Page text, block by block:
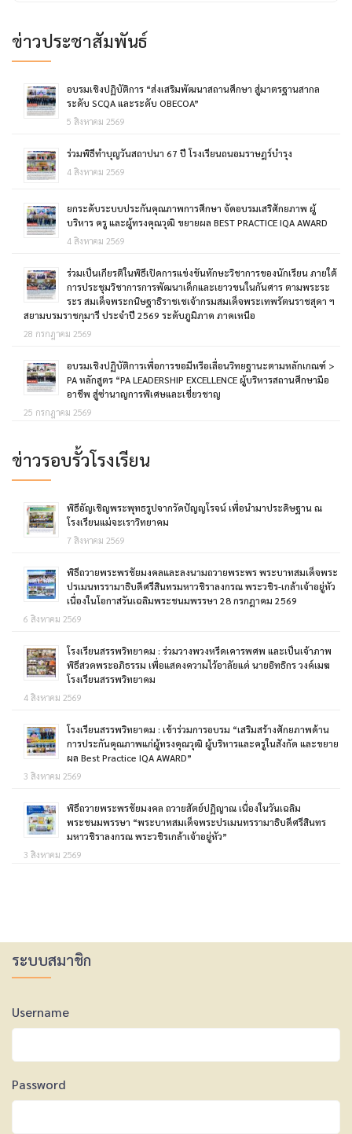
ข่าวประชาสัมพันธ์
อบรมเชิงปฏิบัติการ “ส่งเสริมพัฒนาสถานศึกษา สู่มาตรฐานสากล
ระดับ SCQA และระดับ OBECOA”
5 สิงหาคม 2569
ร่วมพิธีทำบุญวันสถาปนา 67 ปี โรงเรียนถนอมราษฎร์บำรุง
4 สิงหาคม 2569
ยกระดับระบบประกันคุณภาพการศึกษา จัดอบรมเสริศักยภาพ ผู้
บริหาร ครู และผู้ทรงคุณวุฒิ ขยายผล BEST PRACTICE IQA AWARD
4 สิงหาคม 2569
ร่วมเป็นเกียรติในพิธีเปิดการแข่งขันทักษะวิชาการของนักเรียน ภายใต้
การประชุมวิชาการการพัฒนาเด็กและเยาวขนในกันศาร ตามพระระ
ระร สมเด็จพระกนิษฐาธิราชเชเจ้ากรมสมเด็จพระเทพรัตนราชสุดา ฯ
สยามบรมราชกุมารี ประจำปี 2569 ระดับภูมิภาค ภาคเหนือ
28 กรกฎาคม 2569
อบรมเชิงปฏิบัติการเพื่อการขอมีหรือเลื่อนวิทยฐานะตามหลักเกณฑ์ >
PA หลักสูตร “PA LEADERSHIP EXCELLENCE ผู้บริหารสถานศึกษามือ
อาชีพ สู่ซ่านาญการพิเศษและเชี่ยวชาญ
25 กรกฎาคม 2569
ข่าวรอบรั้วโรงเรียน
พิธีอัญเชิญพระพุทธรูปจากวัดปัญญโรจน์ เพื่อนำมาประดิษฐาน ณ
โรงเรียนแม่จะเราวิทยาคม
7 สิงหาคม 2569
พิธีถวายพระพรชัยมงคลและลงนามถวายพระพร พระบาทสมเด็จพระ
ปรเมนทรรามาธิบดีศรีสินทรมหาวชิราลงกรณ พระวชิร-เกล้าเจ้าอยู่หัว
เนื่องในโอกาสวันเฉลิมพระชนมพรรษา 28 กรกฎาคม 2569
6 สิงหาคม 2569
โรงเรียนสรรพวิทยาคม : ร่วมวางพวงหรีดเคารพศพ และเป็นเจ้าภาพ
พิธีสวดพระอภิธรรม เพื่อแสดงความไว้อาลัยแด่ นายอิทธิกร วงค์เมฆ
โรงเรียนสรรพวิทยาคม
4 สิงหาคม 2569
โรงเรียนสรรพวิทยาคม : เข้าร่วมการอบรม “เสริมสร้างศักยภาพด้าน
การประกันคุณภาพแก่ผู้ทรงคุณวุฒิ ผู้บริหารและครูในสังกัด และขยาย
ผล Best Practice IQA AWARD”
3 สิงหาคม 2569
พิธีถวายพระพรชัยมงคล ถวายสัตย์ปฏิญาณ เนื่องในวันเฉลิม
พระชนมพรรษา “พระบาทสมเด็จพระปรเมนทรรามาธิบดีศรีสินทร
มหาวชิราลงกรณ พระวชิรเกล้าเจ้าอยู่หัว”
3 สิงหาคม 2569
ระบบสมาชิก
Username
Password